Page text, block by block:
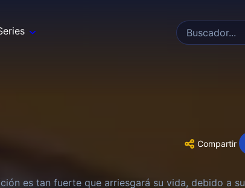
Compartir
es tan fuerte que arriesgará su vida, debido a su